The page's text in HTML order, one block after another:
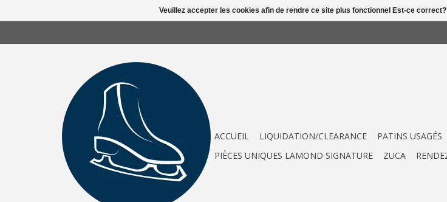
ACCUEIL LIQUIDATION/CLEARANCE PATINS USAGÉS
PIÈCES UNIQUES LAMOND SIGNATURE
ZUCA
Veuillez accepter les cookies afin de rendre ce site plus fonctionnel Est-ce correct?